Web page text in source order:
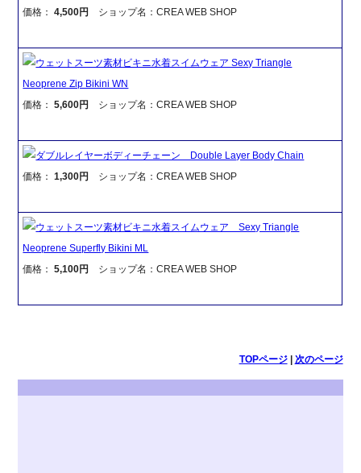
価格：4,500円 ショップ名：CREA WEB SHOP
ウェットスーツ素材ビキニ水着スイムウェア Sexy Triangle
Neoprene Zip Bikini WN
価格：5,600円 ショップ名：CREA WEB SHOP
ダブルレイヤーボディーチェーン Double Layer Body Chain
価格：1,300円 ショップ名：CREA WEB SHOP
ウェットスーツ素材ビキニ水着スイムウェア Sexy Triangle
Neoprene Superfly Bikini ML
価格：5,100円 ショップ名：CREA WEB SHOP
TOPページ| 次のページ